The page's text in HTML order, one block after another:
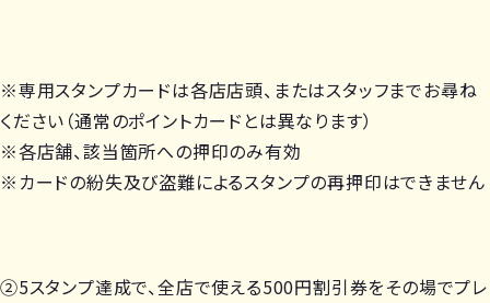
※専用スタンプカードは各店店頭、またはスタッフまでお尋ね
ください（通常のポイントカードとは異なります）
※各店舗、該当箇所への押印のみ有効
※カードの紛失及び盗難によるスタンプの再押印はできません
②5スタンプ達成で、全店で使える500円割引券をその場でプレ